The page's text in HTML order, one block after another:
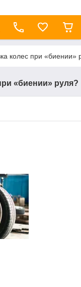
колес при «биении»
«биении» руля?